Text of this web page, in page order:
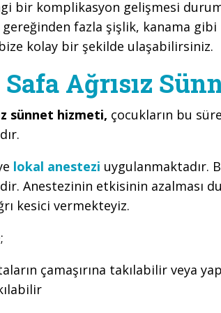
bir komplikasyon gelişmesi
fazla şişlik, kanama gibi
kolay bir şekilde ulaşabilirsiniz.
Ağrısız
sünnet hizmeti, çocukların bu
lokal anestezi uygulanmaktadır.
Anestezinin etkisinin azalması
kesici vermekteyiz.
çamaşırına takılabilir veya